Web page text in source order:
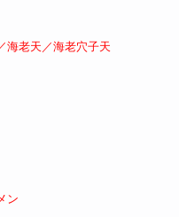
海老天／海老穴子天
ン